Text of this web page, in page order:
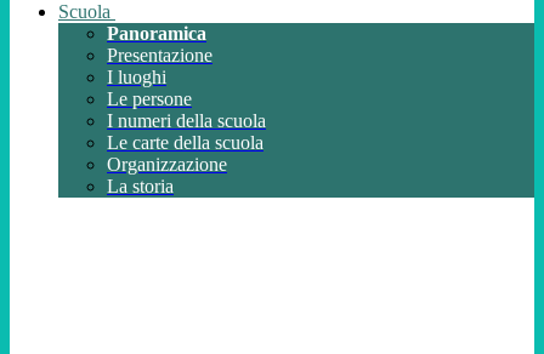
Scuola
Panoramica
Presentazione
I luoghi
Le persone
I numeri della scuola
Le carte della scuola
Organizzazione
La storia